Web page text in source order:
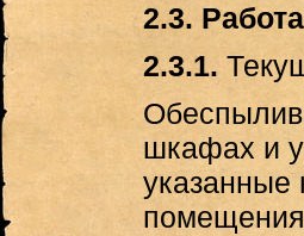
2.3.
2.3.1.
шкафах и
указанные